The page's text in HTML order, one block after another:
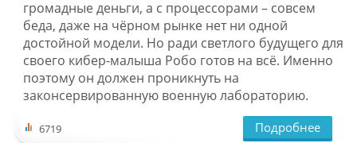
громадные деньги, а с процессорами – совсем
беда, даже на чёрном рынке нет ни одной
достойной модели. Но ради светлого будущего для
своего кибер-малыша Робо готов на всё. Именно
поэтому он должен проникнуть на
законсервированную военную лабораторию.
6719 Подробнее